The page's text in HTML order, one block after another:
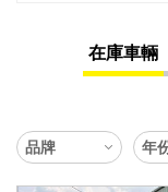
在庫車輛